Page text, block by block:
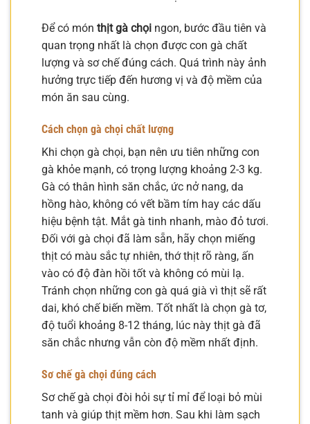
Để có món thịt gà chọi ngon, bước đầu tiên và
quan trọng nhất là chọn được con gà chất
lượng và sơ chế đúng cách. Quá trình này ảnh
hưởng trực tiếp đến hương vị và độ mềm của
món ăn sau cùng.
Cách chọn gà chọi chất lượng
Khi chọn gà chọi, bạn nên ưu tiên những con
gà khỏe mạnh, có trọng lượng khoảng 2-3 kg.
Gà có thân hình săn chắc, ức nở nang, da
hồng hào, không có vết bầm tím hay các dấu
hiệu bệnh tật. Mắt gà tinh nhanh, mào đỏ tươi.
Đối với gà chọi đã làm sẵn, hãy chọn miếng
thịt có màu sắc tự nhiên, thớ thịt rõ ràng, ấn
vào có độ đàn hồi tốt và không có mùi lạ.
Tránh chọn những con gà quá già vì thịt sẽ rất
dai, khó chế biến mềm. Tốt nhất là chọn gà tơ,
độ tuổi khoảng 8-12 tháng, lúc này thịt gà đã
săn chắc nhưng vẫn còn độ mềm nhất định.
Sơ chế gà chọi đúng cách
Sơ chế gà chọi đòi hỏi sự tỉ mỉ để loại bỏ mùi
tanh và giúp thịt mềm hơn. Sau khi làm sạch